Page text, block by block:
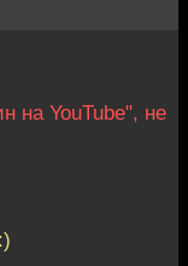
на YouTube", не